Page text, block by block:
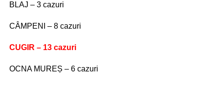
BLAJ – 3 cazuri
CÂMPENI – 8 cazuri
CUGIR – 13 cazuri
OCNA MUREȘ – 6 cazuri